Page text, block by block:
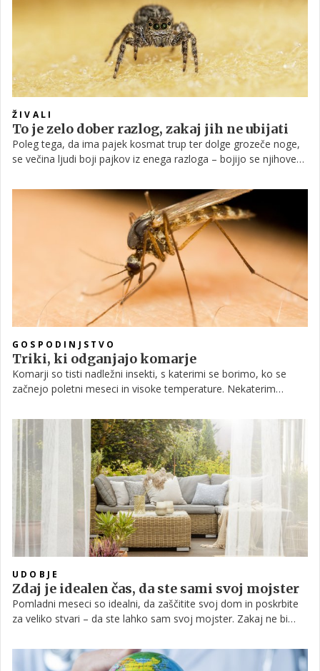
ŽIVALI
To je zelo dober razlog, zakaj jih ne ubijati
Poleg tega, da ima pajek kosmat trup ter dolge grozeče noge,
se večina ljudi boji pajkov iz enega razloga – bojijo se njihovega
GOSPODINJSTVO
Triki, ki odganjajo komarje
Komarji so tisti nadležni insekti, s katerimi se borimo, ko se
začnejo poletni meseci in visoke temperature. Nekaterim
določene ljudi komarji pikajo raje kot druge in kaj je tisto, kar
imamo vsi doma in jih prežene v sekundi!
UDOBJE
Zdaj je idealen čas, da ste sami svoj mojster
Pomladni meseci so idealni, da zaščitite svoj dom in poskrbite
za veliko stvari – da ste lahko sam svoj mojster. Zakaj ne bi
nepoškodovane? Več o tem si preberite v nadaljevanju.